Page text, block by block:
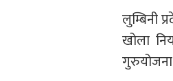
लुम्बिनी
खोला